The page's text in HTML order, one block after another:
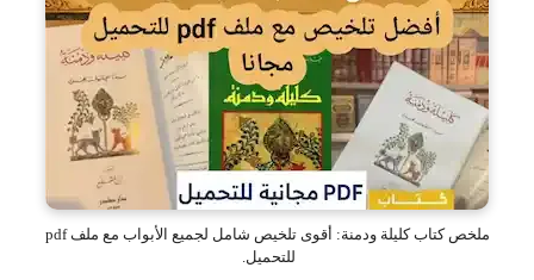
ملخص كتاب كليلة ودمنة: أقوى تلخيص شامل لجميع الأبواب مع ملف pdf
للتحميل.